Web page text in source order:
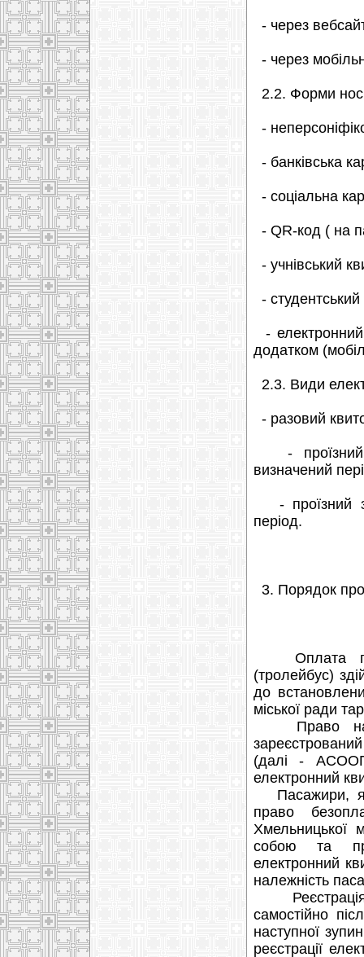
- через
- через
2.2. Форми
-
- банківська
- соціальна
- QR-код ( на
- учнівський
- студентський
-
додатком
2.3. Види
- разовий
- проїзний
визначений
- проїзний з
період.
3. Порядок
Оплата
(тролейбус)
до
міської ради
Право на
(далі -
електронний
Пасажири,
право
Хмельницької
собою та
електронний
належність
Реєстрація
самостійно
наступної
реєстрації